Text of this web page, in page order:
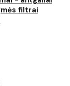
filtrai